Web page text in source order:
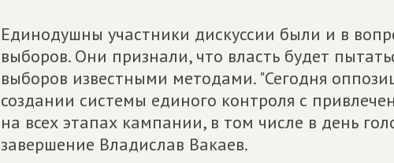
Единодушны участники дискуссии были и в
выборов. Они признали, что власть будет
выборов известными методами. "Сегодня
создании системы единого контроля с
на всех этапах кампании, в том числе в день
завершение Владислав Вакаев.